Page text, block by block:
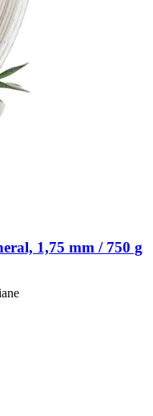
1,75 mm / 750 g